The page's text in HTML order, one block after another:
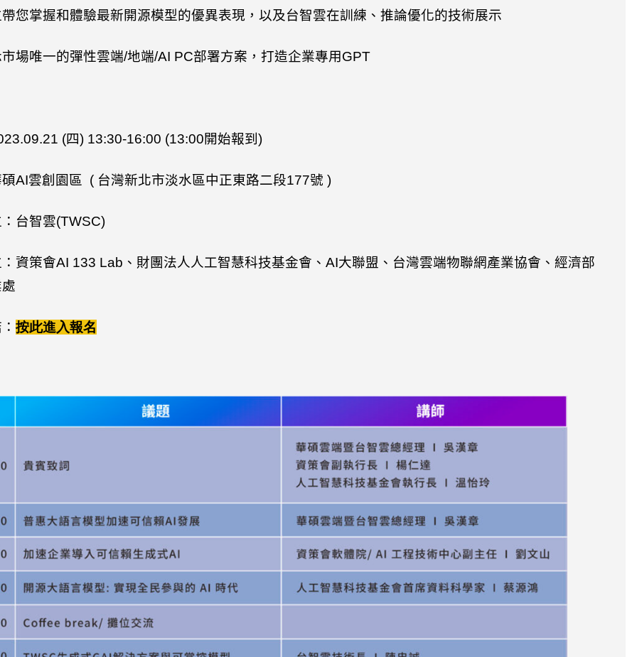
您掌握和體驗最新開源模型的優異表現，以及台智雲在訓練、推論優化的技術展示
場唯一的彈性雲端/地端/AI PC部署方案，打造企業專用GPT
(四) 13:30-16:00 (13:00開始報到 )
AI雲創園區 ( 台灣新北市淡水區中正東路二段177號 )
台智雲(TWSC)
資策會AI 133 Lab 、財團法人人工智慧科技基金會、 AI大聯盟、台灣雲端物聯網產業協會、經濟部
按此進入報名